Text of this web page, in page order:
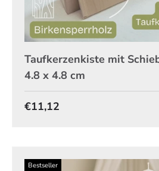
Taufkerzenkiste mit
4.8 x 4.8 cm
Normaler Preis
€11,12
Bestseller